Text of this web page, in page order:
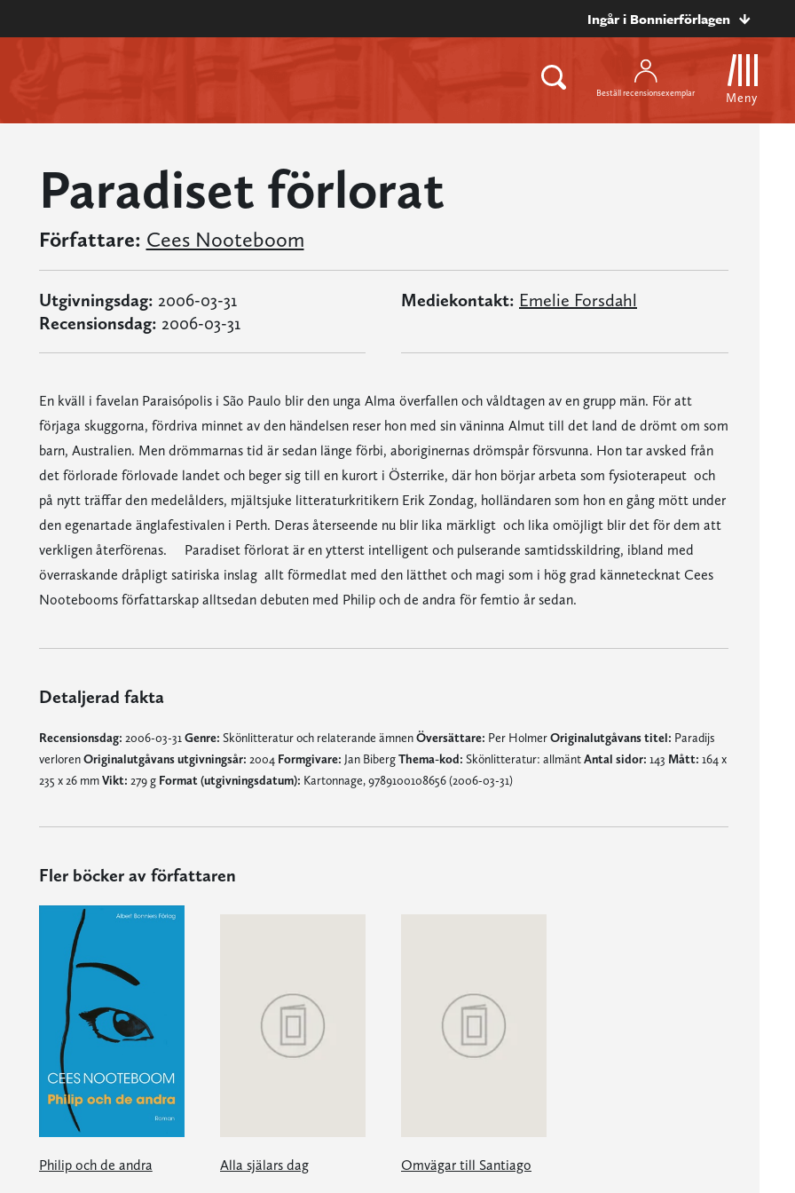
Ingår i Bonnierförlagen
Beställ recensionsexemplar Meny
Paradiset förlorat
Författare: Cees Nooteboom
Utgivningsdag: 2006-03-31
Recensionsdag: 2006-03-31
Mediekontakt: Emelie Forsdahl
En kväll i favelan Paraisópolis i São Paulo blir den unga Alma överfallen och våldtagen av en grupp män. För att
förjaga skuggorna, fördriva minnet av den händelsen reser hon med sin väninna Almut till det land de drömt om som
barn, Australien. Men drömmarnas tid är sedan länge förbi, aboriginernas drömspår försvunna. Hon tar avsked från
det förlorade förlovade landet och beger sig till en kurort i Österrike, där hon börjar arbeta som fysioterapeut  och
på nytt träffar den medelålders, mjältsjuke litteraturkritikern Erik Zondag, holländaren som hon en gång mött under
den egenartade änglafestivalen i Perth. Deras återseende nu blir lika märkligt  och lika omöjligt blir det för dem att
verkligen återförenas. Paradiset förlorat är en ytterst intelligent och pulserande samtidsskildring, ibland med
överraskande dråpligt satiriska inslag  allt förmedlat med den lätthet och magi som i hög grad kännetecknat Cees
Nootebooms författarskap alltsedan debuten med Philip och de andra för femtio år sedan.
Detaljerad fakta
Recensionsdag: 2006-03-31 Genre: Skönlitteratur och relaterande ämnenÖversättare: Per HolmerOriginalutgåvans titel: Paradijs
verlorenOriginalutgåvans utgivningsår: 2004 Formgivare: Jan BibergThema-kod: Skönlitteratur: allmäntAntal sidor: 143 Mått: 164 x
235 x 26 mmVikt: 279 g Format (utgivningsdatum): Kartonnage, 9789100108656 (2006-03-31)
Fler böcker av författaren
Philip och de andra Alla själars dag Omvägar till Santiago